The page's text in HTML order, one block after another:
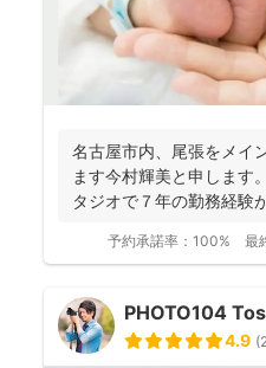
名古屋市内、尾張をメイ
ます今村輝美と申します
タジオで７年の勤務経験
予約承諾率： 100% 最
PHOTO104
4.9 (